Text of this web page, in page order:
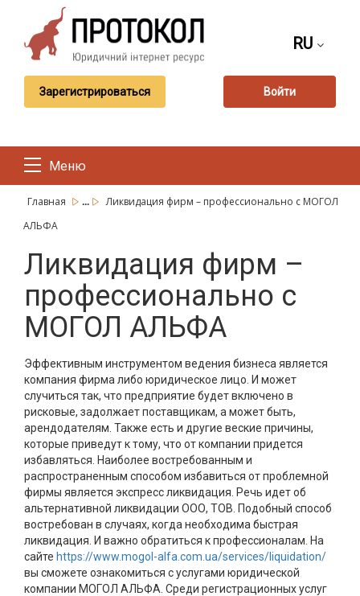
RU
Зарегистрироваться Войти
Меню
Главная ...
Ликвидация фирм – профессионально с МОГОЛ
АЛЬФА
Ликвидация фирм –
профессионально с
МОГОЛ АЛЬФА
Эффективным инструментом ведения бизнеса является
компания фирма либо юридическое лицо. И может
случиться так, что предприятие будет включено в
рисковые, задолжает поставщикам, а может быть,
арендодателям. Также есть и другие веские причины,
которые приведут к тому, что от компании придется
избавляться. Наиболее востребованным и
распространенным способом избавиться от проблемной
фирмы является экспресс ликвидация. Речь идет об
альтернативной ликвидации ООО, ТОВ. Подобный способ
востребован в случаях, когда необходима быстрая
ликвидация. И важно обратиться к профессионалам. На
сайте https://www.mogol-alfa.com.ua/services/liquidation/
вы сможете ознакомиться с услугами юридической
компании МОГОЛ АЛЬФА. Среди регистрационных услуг